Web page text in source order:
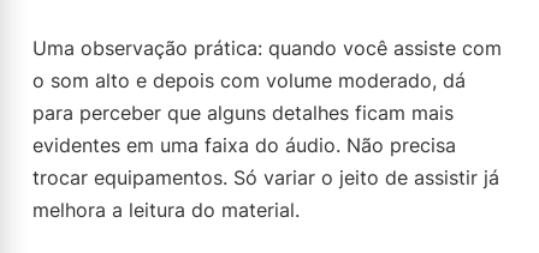
Uma observação prática: quando você assiste com
o som alto e depois com volume moderado, dá
para perceber que alguns detalhes ficam mais
evidentes em uma faixa do áudio. Não precisa
trocar equipamentos. Só variar o jeito de assistir já
melhora a leitura do material.